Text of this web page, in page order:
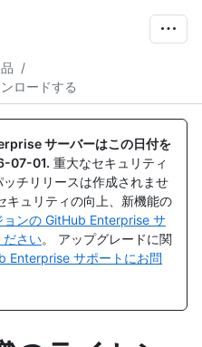
/
ロードする
サーバーはこの日付を
07-01. 重大なセキュリティ
チリリースは作成されませ
キュリティの向上、新機能の
ョンの GitHub Enterprise サ
ださい。 アップグレードに関
Enterprise サポートにお問